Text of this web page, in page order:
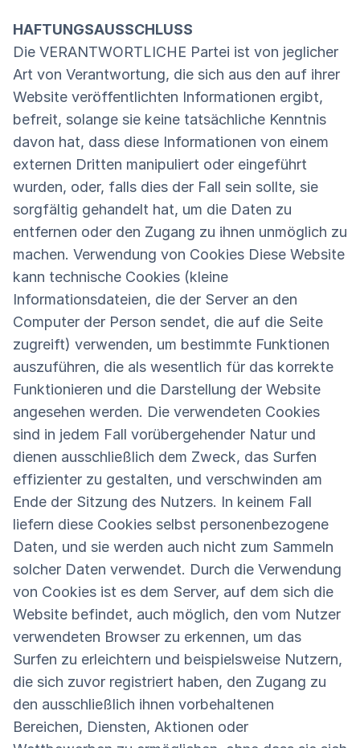
HAFTUNGSAUSSCHLUSS
Die VERANTWORTLICHE Partei ist von jeglicher
Art von Verantwortung, die sich aus den auf ihrer
Website veröffentlichten Informationen ergibt,
befreit, solange sie keine tatsächliche Kenntnis
davon hat, dass diese Informationen von einem
externen Dritten manipuliert oder eingeführt
wurden, oder, falls dies der Fall sein sollte, sie
sorgfältig gehandelt hat, um die Daten zu
entfernen oder den Zugang zu ihnen unmöglich zu
machen. Verwendung von Cookies Diese Website
kann technische Cookies (kleine
Informationsdateien, die der Server an den
Computer der Person sendet, die auf die Seite
zugreift) verwenden, um bestimmte Funktionen
auszuführen, die als wesentlich für das korrekte
Funktionieren und die Darstellung der Website
angesehen werden. Die verwendeten Cookies
sind in jedem Fall vorübergehender Natur und
dienen ausschließlich dem Zweck, das Surfen
effizienter zu gestalten, und verschwinden am
Ende der Sitzung des Nutzers. In keinem Fall
liefern diese Cookies selbst personenbezogene
Daten, und sie werden auch nicht zum Sammeln
solcher Daten verwendet. Durch die Verwendung
von Cookies ist es dem Server, auf dem sich die
Website befindet, auch möglich, den vom Nutzer
verwendeten Browser zu erkennen, um das
Surfen zu erleichtern und beispielsweise Nutzern,
die sich zuvor registriert haben, den Zugang zu
den ausschließlich ihnen vorbehaltenen
Bereichen, Diensten, Aktionen oder